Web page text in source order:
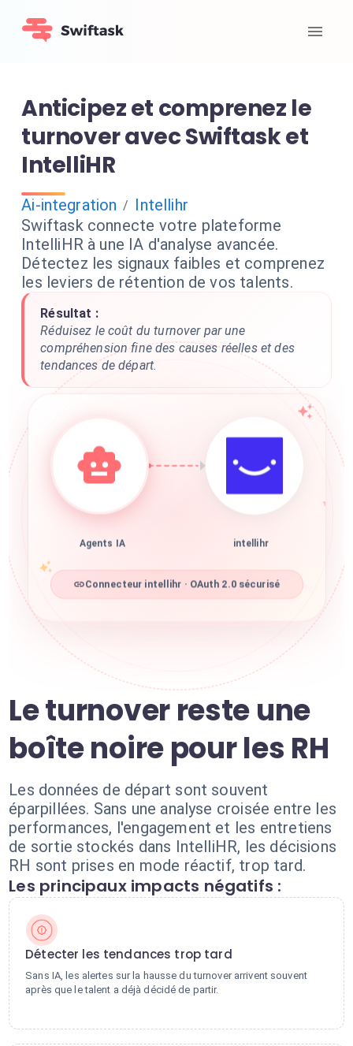
Anticipez et comprenez le
turnover avec Swiftask et
IntelliHR
Ai-integration / Intellihr
Swiftask connecte votre plateforme
IntelliHR à une IA d'analyse avancée.
Détectez les signaux faibles et comprenez
les leviers de rétention de vos talents.
Résultat :
Réduisez le coût du turnover par une
compréhension fine des causes réelles et des
tendances de départ.
Agents IA intellihr
Connecteur intellihr · OAuth 2.0 sécurisé
Le turnover reste une
boîte noire pour les RH
Les données de départ sont souvent
éparpillées. Sans une analyse croisée entre les
performances, l'engagement et les entretiens
de sortie stockés dans IntelliHR, les décisions
RH sont prises en mode réactif, trop tard.
Les principaux impacts négatifs :
Détecter les tendances trop tard
Sans IA, les alertes sur la hausse du turnover arrivent souvent
après que le talent a déjà décidé de partir.